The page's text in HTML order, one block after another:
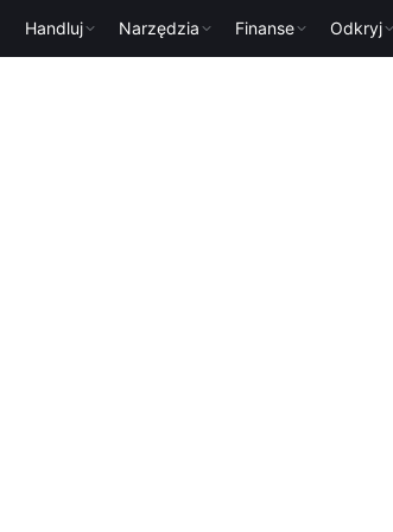
Handluj Narzędzia Finanse Odkryj